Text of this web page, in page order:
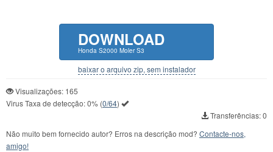
DOWNLOAD
Honda S2000 Moler S3
baixar o arquivo zip, sem instalador
Visualizações: 165
Virus Taxa de detecção:0% (0/64)
Transferências: 0
Não muito bem fornecido autor? Erros na descrição mod? Contacte-nos,
amigo!